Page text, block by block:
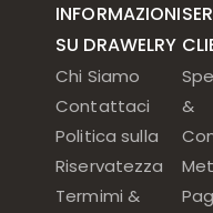
INFORMAZIONI
SU DRAWELRY
Chi Siamo
Contattaci
Politica sulla
Riservatezza
Termimi &
&